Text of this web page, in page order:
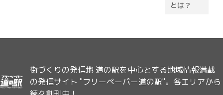
とは？
街づくりの発信地 道の駅を中心とする地域情報満載
の発信サイト "フリーペーパー道の駅"。各エリアから